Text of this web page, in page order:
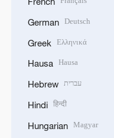
German Deutsch
Greek Ελληνικά
Hausa Hausa
Hebrew עברית
Hindi हिन्दी
Hungarian Magyar